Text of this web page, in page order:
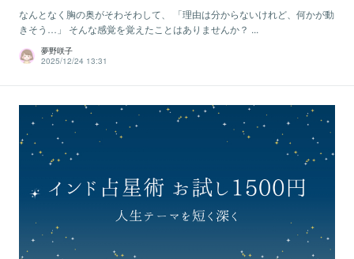
なんとなく胸の奥がそわそわして、 「理由は分からないけれど、何かが動
きそう…」 そんな感覚を覚えたことはありませんか？ ...
夢野咲子
2025/12/24 13:31